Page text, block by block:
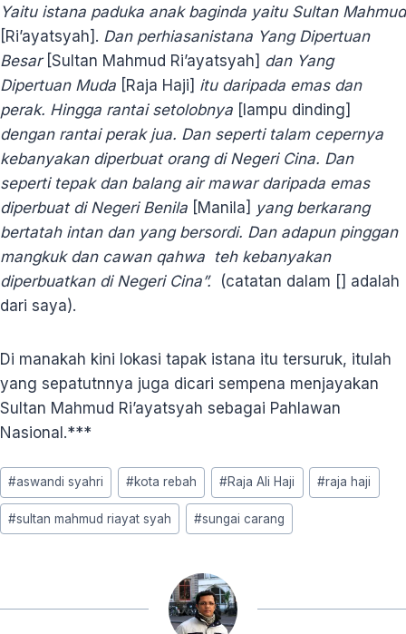
Yaitu istana paduka anak baginda yaitu Sultan Mahmud
[Ri’ayatsyah]. Dan perhiasanistana Yang Dipertuan
Besar [Sultan Mahmud Ri’ayatsyah] dan Yang
Dipertuan Muda [Raja Haji] itu daripada emas dan
perak. Hingga rantai setolobnya [lampu dinding]
dengan rantai perak jua. Dan seperti talam cepernya
kebanyakan diperbuat orang di Negeri Cina. Dan
seperti tepak dan balang air mawar daripada emas
diperbuat di Negeri Benila [Manila] yang berkarang
bertatah intan dan yang bersordi. Dan adapun pinggan
mangkuk dan cawan qahwa teh kebanyakan
diperbuatkan di Negeri Cina”. (catatan dalam [] adalah
dari saya).
Di manakah kini lokasi tapak istana itu tersuruk, itulah
yang sepatutnnya juga dicari sempena menjayakan
Sultan Mahmud Ri’ayatsyah sebagai Pahlawan
Nasional.***
Post
Tags:
#aswandi syahri #kota rebah #Raja Ali Haji #raja haji
#sultan mahmud riayat syah #sungai carang